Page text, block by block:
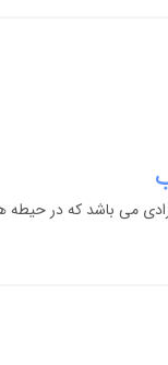
می باشد که در